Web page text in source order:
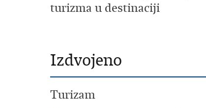
turizma u destinaciji
Izdvojeno
Turizam